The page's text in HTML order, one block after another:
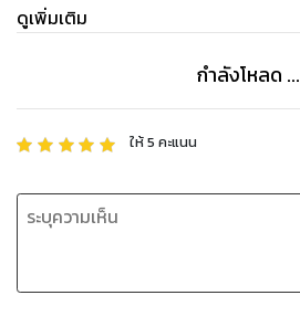
ดูเพิ่มเติม
กำลังโหลด ...
ให้5 คะแนน